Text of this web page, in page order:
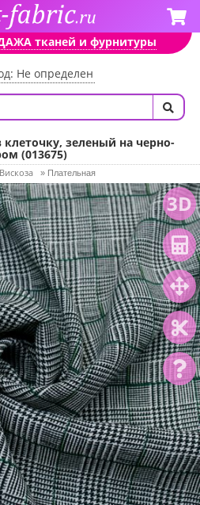
тканей и фурнитуры
Не определен
зеленый на черно-
(013675)
Вискоза » Плательная
3D